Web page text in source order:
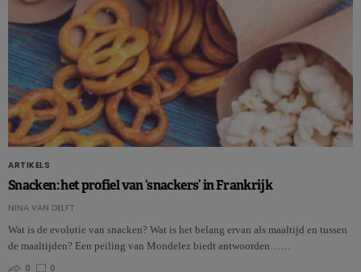
ARTIKELS
Snacken: het profiel van ‘snackers’ in Frankrijk
NINA VAN DELFT
Wat is de evolutie van snacken? Wat is het belang ervan als maaltijd en tussen
de maaltijden? Een peiling van Mondelez biedt antwoorden……
0
0